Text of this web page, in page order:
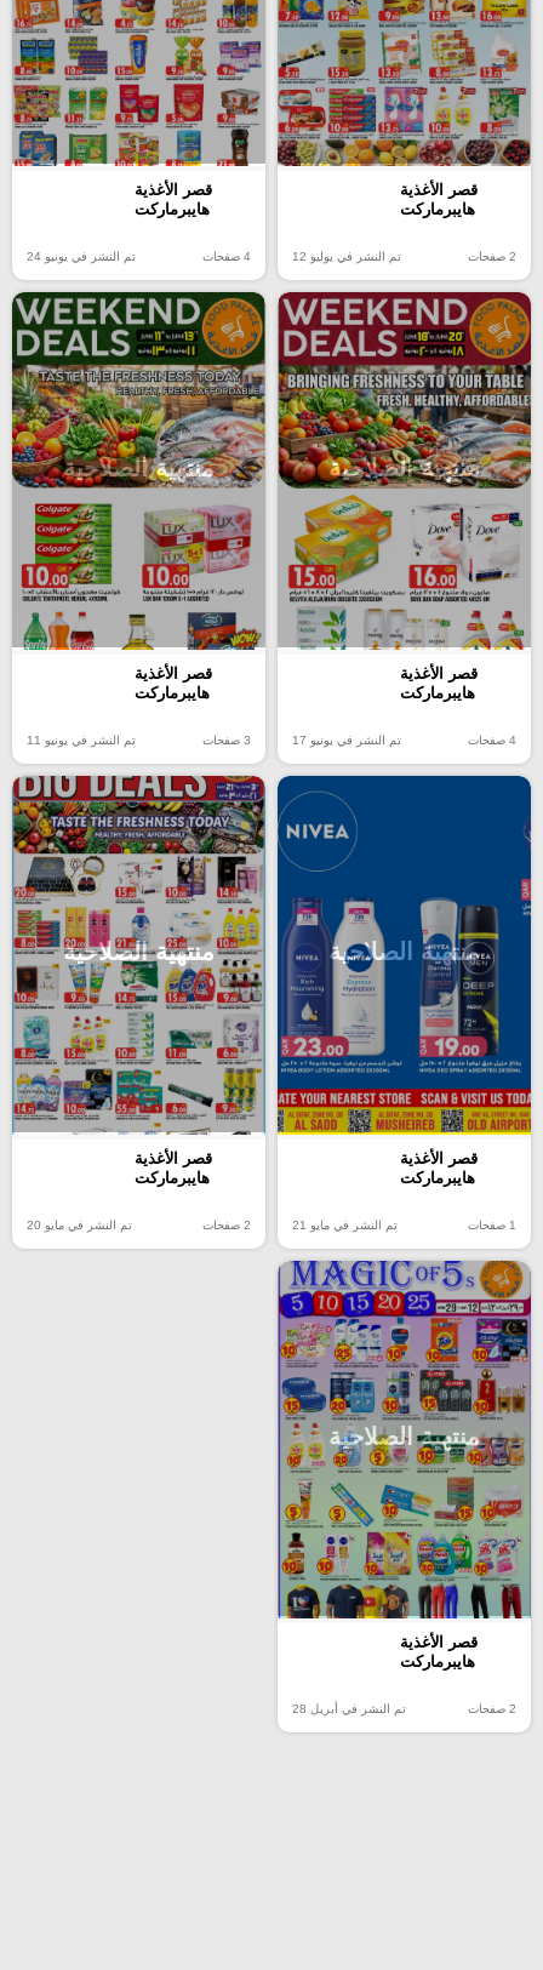
قصر الأغذية
هايبرماركت
2 صفحات تم النشر في يوليو 12
قصر الأغذية
هايبرماركت
4 صفحات تم النشر في يونيو 24
منتهية الصلاحية
قصر الأغذية
هايبرماركت
4 صفحات تم النشر في يونيو 17
منتهية الصلاحية
قصر الأغذية
هايبرماركت
3 صفحات تم النشر في يونيو 11
منتهية الصلاحية
قصر الأغذية
هايبرماركت
1 صفحات تم النشر في مايو 21
منتهية الصلاحية
قصر الأغذية
هايبرماركت
2 صفحات تم النشر في مايو 20
منتهية الصلاحية
قصر الأغذية
هايبرماركت
2 صفحات تم النشر في أبريل 28